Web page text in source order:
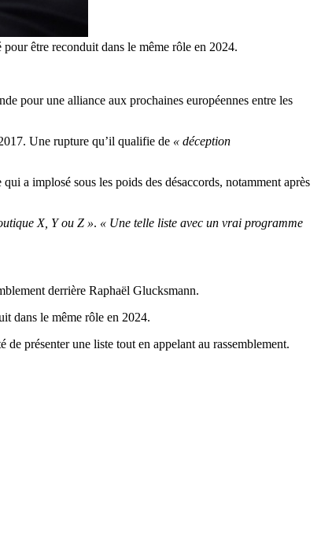
être reconduit dans le même rôle en 2024.
pour une alliance aux prochaines européennes entre les
Une rupture qu’il qualifie de « déception
qui a implosé sous les poids des désaccords, notamment après
X, Y ou Z ». « Une telle liste avec un vrai programme
derrière Raphaël Glucksmann.
dans le même rôle en 2024.
présenter une liste tout en appelant au rassemblement.